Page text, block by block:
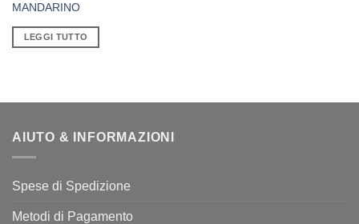
MANDARINO
LEGGI TUTTO
AIUTO & INFORMAZIONI
Spese di Spedizione
Metodi di Pagamento